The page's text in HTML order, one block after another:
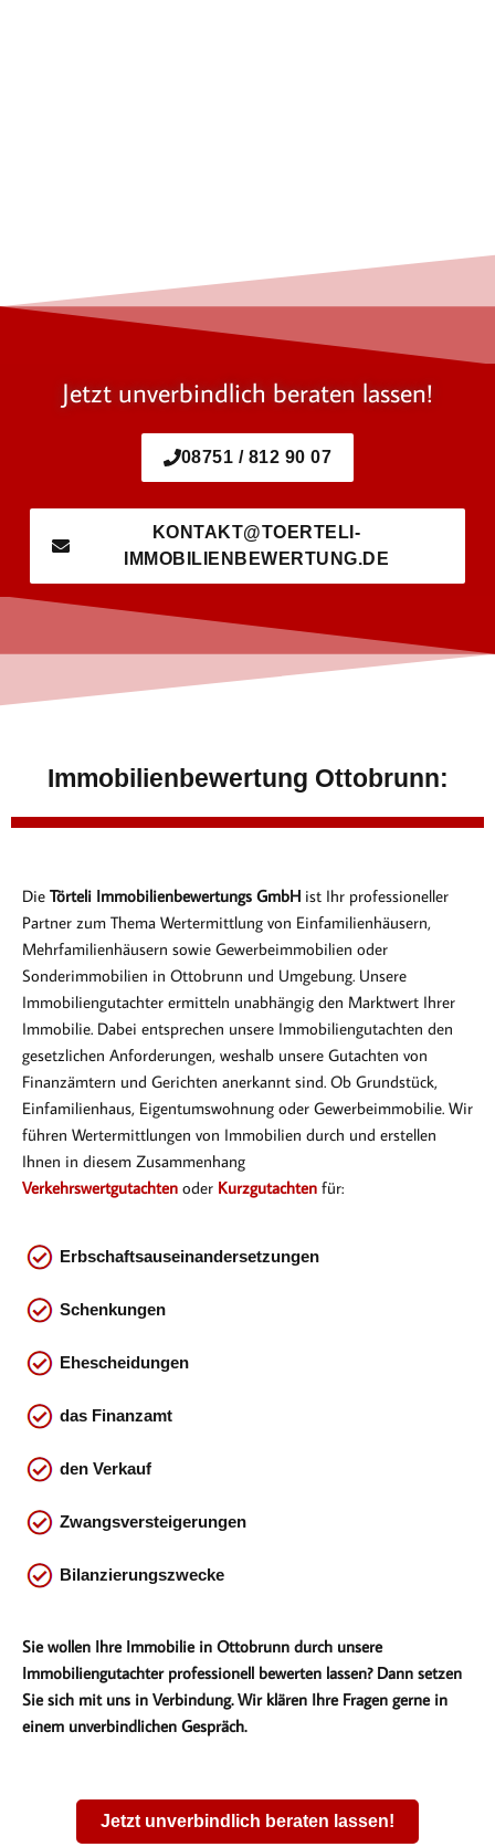
Jetzt unverbindlich beraten lassen!
08751 / 812 90 07
KONTAKT@TOERTELI-
IMMOBILIENBEWERTUNG.DE
Immobilienbewertung Ottobrunn:
Die Törteli Immobilienbewertungs GmbH ist Ihr professioneller
Partner zum Thema Wertermittlung von Einfamilienhäusern,
Mehrfamilienhäusern sowie Gewerbeimmobilien oder
Sonderimmobilien in Ottobrunn und Umgebung. Unsere
Immobiliengutachter ermitteln unabhängig den Marktwert Ihrer
Immobilie. Dabei entsprechen unsere Immobiliengutachten den
gesetzlichen Anforderungen, weshalb unsere Gutachten von
Finanzämtern und Gerichten anerkannt sind. Ob Grundstück,
Einfamilienhaus, Eigentumswohnung oder Gewerbeimmobilie. Wir
führen Wertermittlungen von Immobilien durch und erstellen
Ihnen in diesem Zusammenhang
Verkehrswertgutachten oder Kurzgutachten für:
Erbschaftsauseinandersetzungen
Schenkungen
Ehescheidungen
das Finanzamt
den Verkauf
Zwangsversteigerungen
Bilanzierungszwecke
Sie wollen Ihre Immobilie in Ottobrunn durch unsere
Immobiliengutachter professionell bewerten lassen? Dann setzen
Sie sich mit uns in Verbindung. Wir klären Ihre Fragen gerne in
einem unverbindlichen Gespräch.
Jetzt unverbindlich beraten lassen!